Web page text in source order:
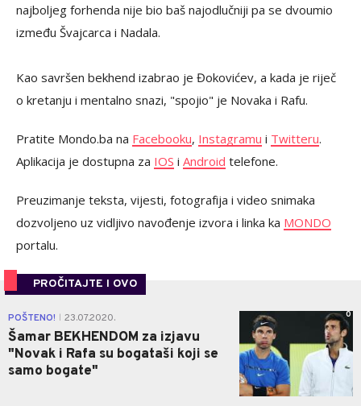
najboljeg forhenda nije bio baš najodlučniji pa se dvoumio
između Švajcarca i Nadala.
Kao savršen bekhend izabrao je Đokovićev, a kada je riječ
o kretanju i mentalno snazi, "spojio" je Novaka i Rafu.
Pratite Mondo.ba na Facebooku, Instagramu i Twitteru.
Aplikacija je dostupna za IOS i Android telefone.
Preuzimanje teksta, vijesti, fotografija i video snimaka
dozvoljeno uz vidljivo navođenje izvora i linka ka MONDO
portalu.
PROČITAJTE I OVO
POŠTENO! 23.07.2020.
Šamar BEKHENDOM za izjavu
"Novak i Rafa su bogataši koji se
samo bogate"
0